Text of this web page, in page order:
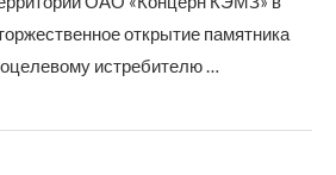
открытие памятника
истребителю …